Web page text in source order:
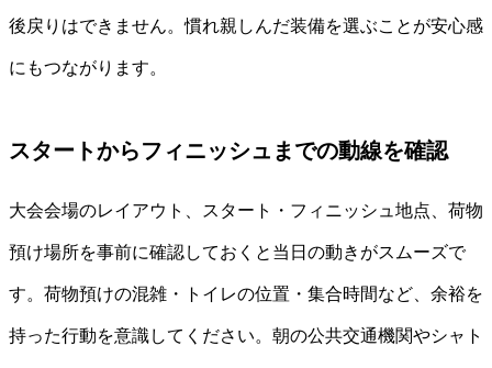
後戻りはできません。慣れ親しんだ装備を選ぶことが安心感
にもつながります。
スタートからフィニッシュまでの動線を確認
大会会場のレイアウト、スタート・フィニッシュ地点、荷物
預け場所を事前に確認しておくと当日の動きがスムーズで
す。荷物預けの混雑・トイレの位置・集合時間など、余裕を
持った行動を意識してください。朝の公共交通機関やシャト